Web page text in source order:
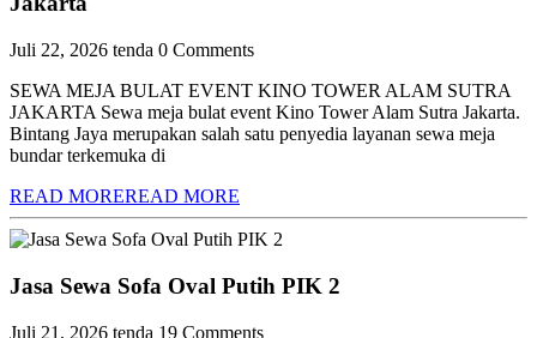
Juli 22, 2026 tenda 0 Comments
SEWA MEJA BULAT EVENT KINO TOWER ALAM SUTRA
JAKARTA Sewa meja bulat event Kino Tower Alam Sutra Jakarta.
Bintang Jaya merupakan salah satu penyedia layanan sewa meja
bundar terkemuka di
READ MOREREAD MORE
Jasa Sewa Sofa Oval Putih PIK 2
Juli 21, 2026 tenda 19 Comments